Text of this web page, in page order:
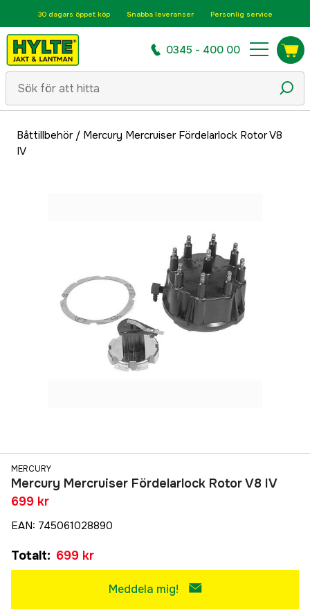
30 dagars öppet köp Snabba leveranser Personlig service
0345 - 400 00
Båttillbehör/ Mercury Mercruiser Fördelarlock Rotor V8
IV
MERCURY
Mercury Mercruiser Fördelarlock Rotor V8 IV
699 kr
EAN: 745061028890
Totalt: 699 kr
Meddela mig!